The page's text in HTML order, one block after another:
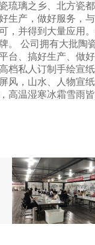
琉璃之乡、北方瓷
生产，做好服务，
，并得到大量应用
。 公司拥有大批
台、搞好生产、做
档私人订制手绘宣
风，山水、人物宣
高温湿寒冰霜雪雨